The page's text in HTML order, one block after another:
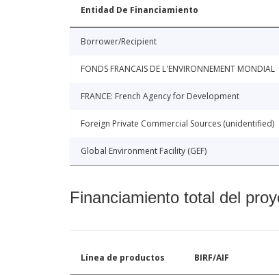
Entidad De Financiamiento
Borrower/Recipient
FONDS FRANCAIS DE L'ENVIRONNEMENT MONDIAL
FRANCE: French Agency for Development
Foreign Private Commercial Sources (unidentified)
Global Environment Facility (GEF)
Financiamiento total del
Línea de productos BIRF/AIF